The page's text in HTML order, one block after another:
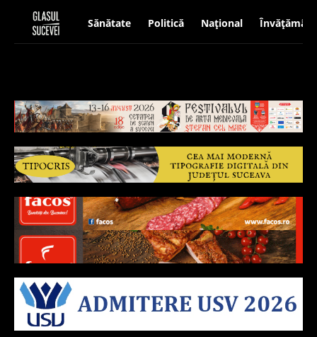
Sănătate Politică Național Învățământ